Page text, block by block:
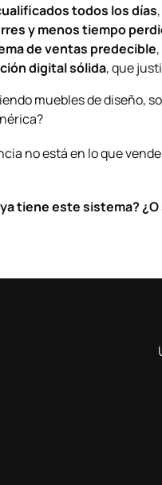
todos los días
y menos tiempo
de ventas predecible
digital sólida, que
muebles de diseño,
no está en lo que
tiene este sistema?